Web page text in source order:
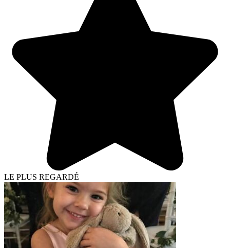
LE PLUS REGARDÉ